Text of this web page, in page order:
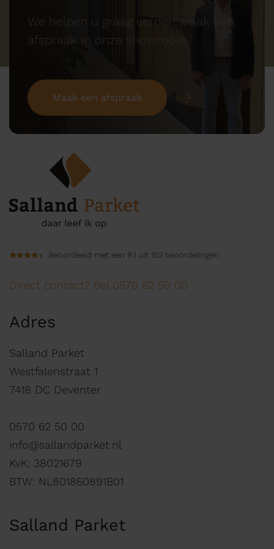
We helpen u graag verder! Maak een
afspraak in onze showroom.
Maak een afspraak
Beoordeeld met een 9.1 uit 152 beoordelingen
Direct contact? Bel 0570 62 50 00
Adres
Salland Parket
Westfalenstraat 1
7418 DC Deventer
0570 62 50 00
info@sallandparket.nl
KvK: 38021679
BTW: NL801860891B01
Salland Parket